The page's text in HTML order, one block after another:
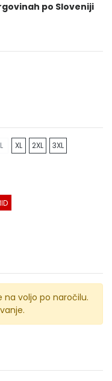
po Sloveniji
L XL 2XL 3XL
na voljo po naročilu.